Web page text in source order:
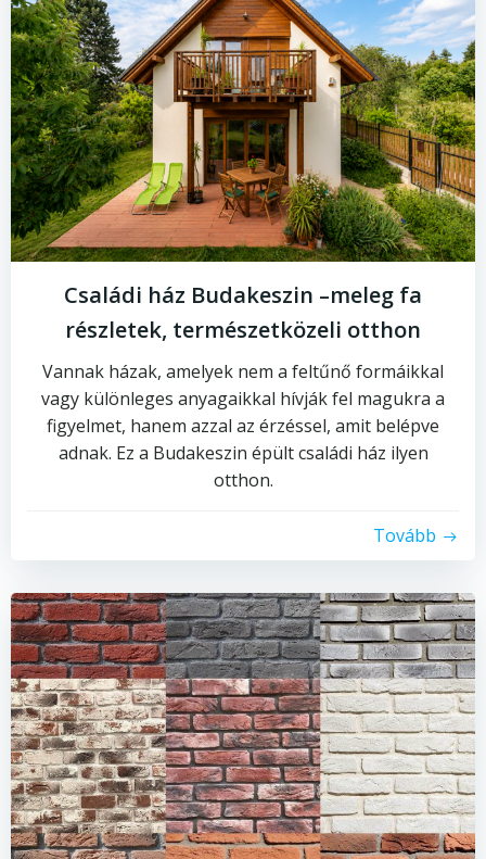
Családi ház Budakeszin –meleg fa
részletek, természetközeli otthon
Vannak házak, amelyek nem a feltűnő formáikkal
vagy különleges anyagaikkal hívják fel magukra a
figyelmet, hanem azzal az érzéssel, amit belépve
adnak. Ez a Budakeszin épült családi ház ilyen
otthon.
Tovább